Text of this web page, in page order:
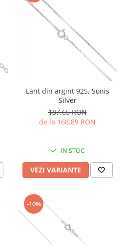
Lant din argint 925, Sonis
Silver
187,65 RON
de la 168,89 RON
IN STOC
VEZI VARIANTE
-10%